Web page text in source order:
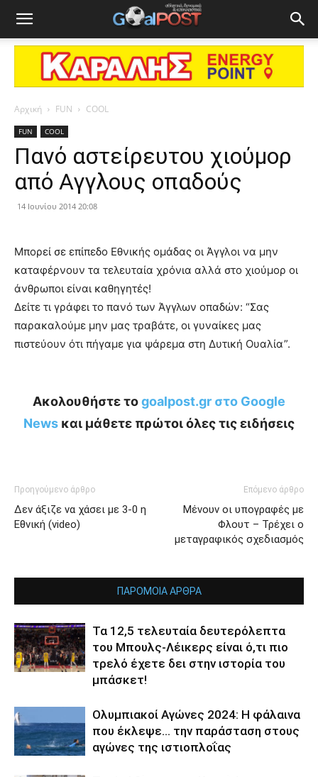
Αρχική FUN COOL
FUN COOL
Πανό αστείρευτου χιούμορ
από Αγγλους οπαδούς
14 Ιουνίου 2014 20:08
Μπορεί σε επίπεδο Εθνικής ομάδας οι Άγγλοι να μην
καταφέρνουν τα τελευταία χρόνια αλλά στο χιούμορ οι
άνθρωποι είναι καθηγητές!
Δείτε τι γράφει το πανό των Άγγλων οπαδών: “Σας
παρακαλούμε μην μας τραβάτε, οι γυναίκες μας
πιστεύουν ότι πήγαμε για ψάρεμα στη Δυτική Ουαλία”.
Ακολουθήστε τοgoalpost.gr στο Google
News και μάθετε πρώτοι όλες τις ειδήσεις
Προηγούμενο άρθρο
Δεν άξιζε να χάσει με 3-0 η
Εθνική (video)
Επόμενο άρθρο
Μένουν οι υπογραφές με
Φλουτ – Τρέχει ο
μεταγραφικός σχεδιασμός
ΠΑΡΟΜΟΙΑ ΑΡΘΡΑ
Τα 12,5 τελευταία δευτερόλεπτα
του Μπουλς-Λέικερς είναι ό,τι πιο
τρελό έχετε δει στην ιστορία του
μπάσκετ!
Ολυμπιακοί Αγώνες 2024: Η φάλαινα
που έκλεψε… την παράσταση στους
αγώνες της ιστιοπλοΐας